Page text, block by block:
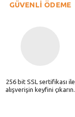
GÜVENLİ ÖDEME
256 bit SSL sertifikası ile
alışverişin keyfini çıkarın.